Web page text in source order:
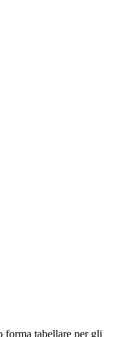
forma tabellare per gli